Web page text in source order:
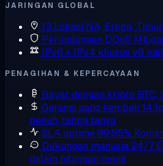
JARINGAN GLOBAL
13 Lokasi NA, Eropa,
Perlindungan DDoS
IPv6 + IPv4 khusus v6
PENAGIHAN & KEPERCAYAAN
Bayar dengan kripto BTC,
Garansi uang kembali 14
penuh, tanpa tanya
SLA uptime 99,95%
Dukungan manusia 24/7
dalam hitungan menit